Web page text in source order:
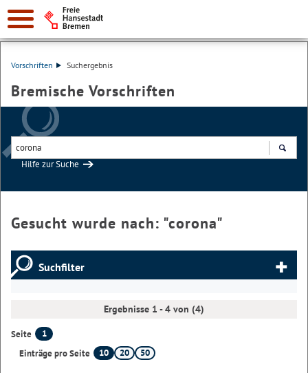
Vorschriften Suchergebnis
Bremische Vorschriften
Hilfe zur Suche
Gesucht wurde nach: "corona"
Suchfilter
Ergebnisse 1 - 4 von (4)
Seite
1
Einträge pro Seite
10 20 50